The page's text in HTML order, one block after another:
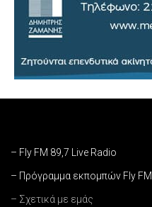
– Fly FM 89,7 Live Radio
– Πρόγραμμα εκπομπών Fly FM
– Σχετικά με εμάς